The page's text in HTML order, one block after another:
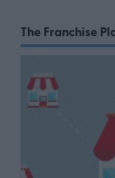
The Franchise